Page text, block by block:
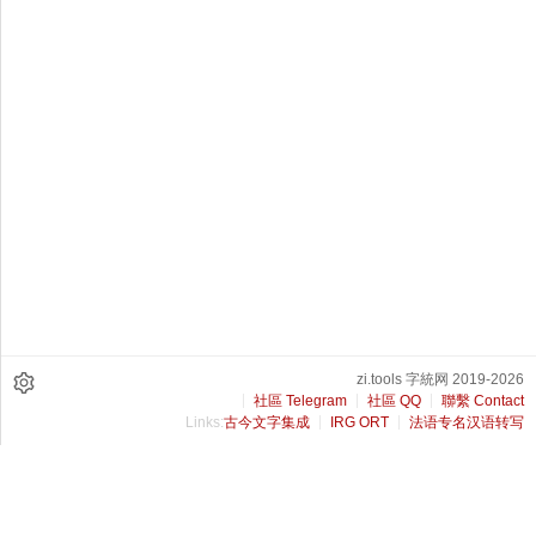
zi.tools 字統网 2019-2026
社區 Telegram
社區 QQ
聯繫 Contact
Links:古今文字集成 IRG ORT 法语专名汉语转写